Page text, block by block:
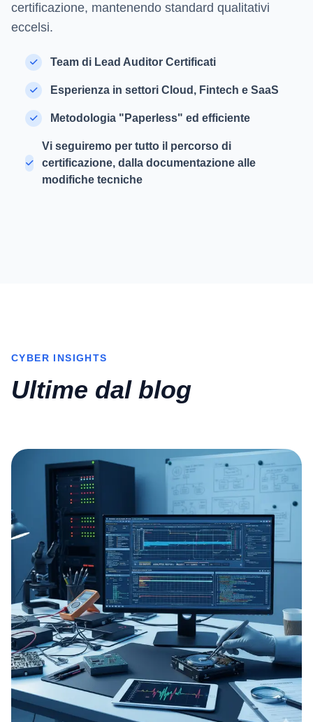
certificazione, mantenendo standard qualitativi
eccelsi.
Team di Lead Auditor Certificati
Esperienza in settori Cloud, Fintech e SaaS
Metodologia "Paperless" ed efficiente
Vi seguiremo per tutto il percorso di
certificazione, dalla documentazione alle
modifiche tecniche
CYBER INSIGHTS
Ultime dal blog